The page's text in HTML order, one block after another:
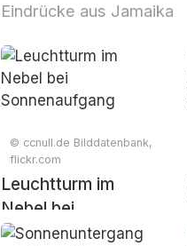
Eindrücke aus Jamaika
© ccnull.de Bilddatenbank,
flickr.com
Leuchtturm im
Nebel bei
Sonnenaufgang